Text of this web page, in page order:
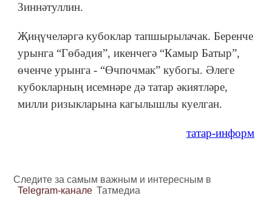
Зиннәтуллин.
Җиңүчеләргә кубоклар тапшырылачак. Беренче
урынга “Гөбәдия”, икенчегә “Камыр Батыр”,
өченче урынга - “Өчпочмак” кубогы. Әлеге
кубокларның исемнәре дә татар әкиятләре,
милли ризыкларына кагылышлы куелган.
татар-информ
Следите за самым важным и интересным в
Telegram-канале Татмедиа